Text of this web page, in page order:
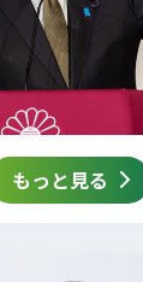
もっと見る